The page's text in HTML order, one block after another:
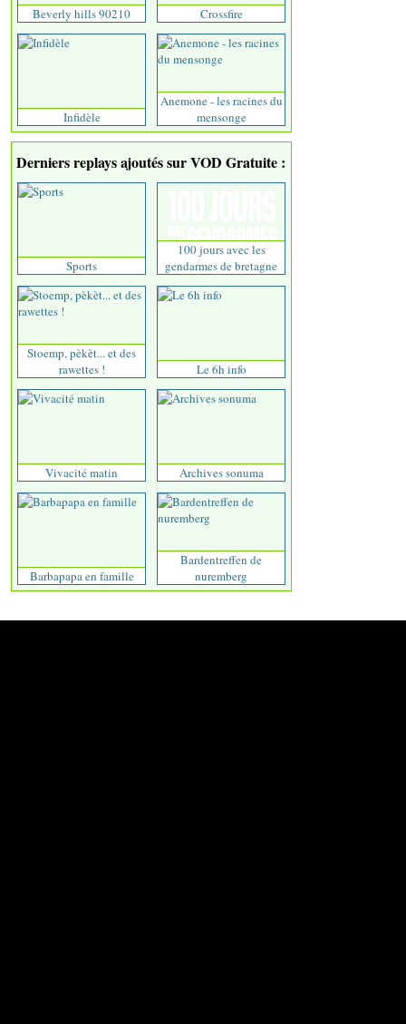
Beverly hills 90210 Crossfire
Infidèle
Anemone - les racines du
mensonge
Derniers replays ajoutés sur VOD Gratuite :
Sports
100 jours avec les
gendarmes de bretagne
Stoemp, pèkèt... et des
rawettes !
Le 6h info
Vivacité matin Archives sonuma
Barbapapa en famille
Bardentreffen de
nuremberg